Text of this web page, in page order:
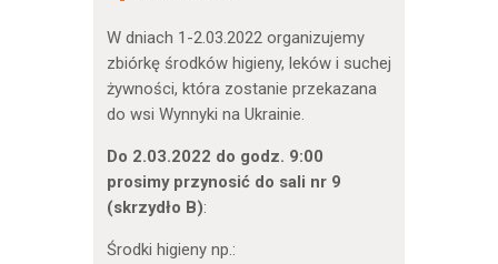
W dniach 1-2.03.2022 organizujemy
zbiórkę środków higieny, leków i suchej
żywności, która zostanie przekazana
do wsi Wynnyki na Ukrainie.
Do 2.03.2022 do godz. 9:00
prosimy przynosić do sali nr 9
(skrzydło B):
Środki higieny np.: